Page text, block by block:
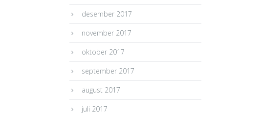
desember 2017
november 2017
oktober 2017
september 2017
august 2017
juli 2017